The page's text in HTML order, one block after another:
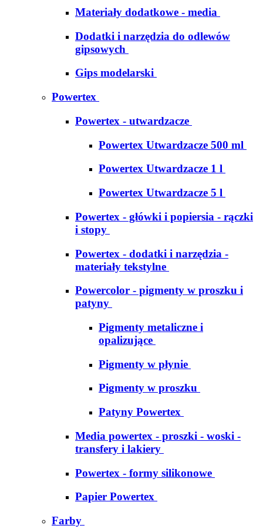
Materiały dodatkowe - media
Dodatki i narzędzia do odlewów
gipsowych
Gips modelarski
Powertex
Powertex - utwardzacze
Powertex Utwardzacze 500 ml
Powertex Utwardzacze 1 l
Powertex Utwardzacze 5 l
Powertex - główki i popiersia - rączki
i stopy
Powertex - dodatki i narzędzia -
materiały tekstylne
Powercolor - pigmenty w proszku i
patyny
Pigmenty metaliczne i
opalizujące
Pigmenty w płynie
Pigmenty w proszku
Patyny Powertex
Media powertex - proszki - woski -
transfery i lakiery
Powertex - formy silikonowe
Papier Powertex
Farby